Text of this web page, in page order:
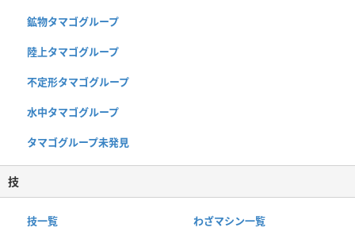
鉱物タマゴグループ
陸上タマゴグループ
不定形タマゴグループ
水中タマゴグループ
タマゴグループ未発見
技
技一覧 わざマシン一覧